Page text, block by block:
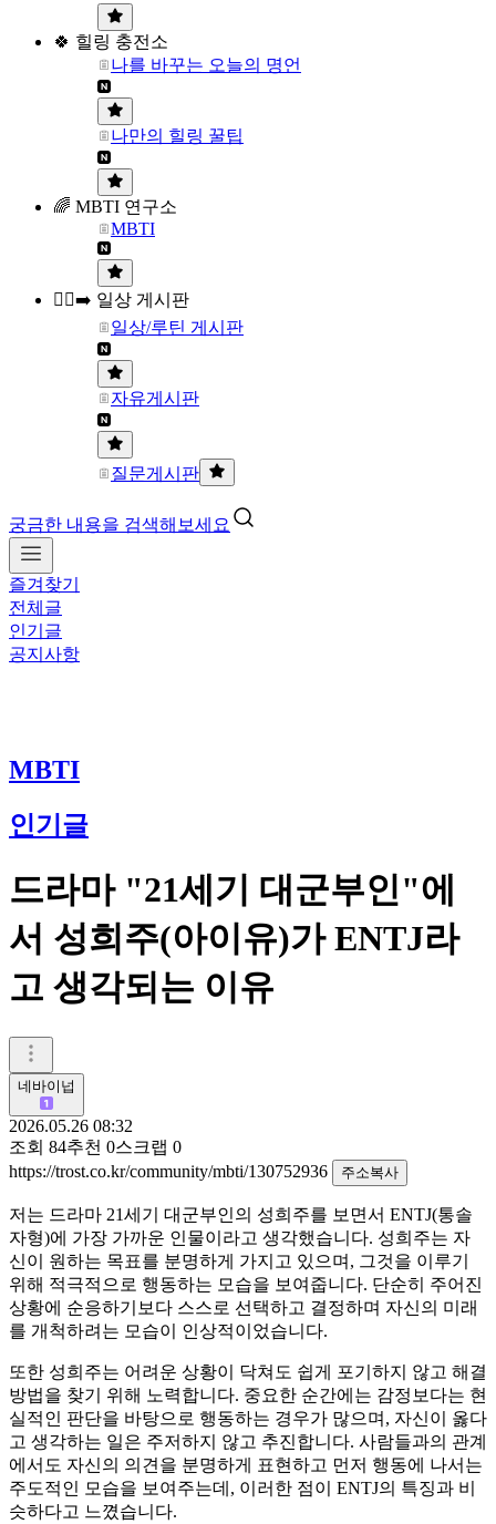
🍀 힐링 충전소
나를 바꾸는 오늘의 명언
나만의 힐링 꿀팁
🌈 MBTI 연구소
MBTI
🏃‍♀️‍➡️ 일상 게시판
일상/루틴 게시판
자유게시판
질문게시판
궁금한 내용을 검색해보세요
즐겨찾기
전체글
인기글
공지사항
MBTI
인기글
드라마 "21세기 대군부인"에
서 성희주(아이유)가 ENTJ라
고 생각되는 이유
네바이넙
2026.05.26 08:32
조회 84추천 0스크랩 0
https://trost.co.kr/community/mbti/130752936
주소복사
저는 드라마 21세기 대군부인의 성희주를 보면서 ENTJ(통솔
자형)에 가장 가까운 인물이라고 생각했습니다. 성희주는 자
신이 원하는 목표를 분명하게 가지고 있으며, 그것을 이루기
위해 적극적으로 행동하는 모습을 보여줍니다. 단순히 주어진
상황에 순응하기보다 스스로 선택하고 결정하며 자신의 미래
를 개척하려는 모습이 인상적이었습니다.
또한 성희주는 어려운 상황이 닥쳐도 쉽게 포기하지 않고 해결
방법을 찾기 위해 노력합니다. 중요한 순간에는 감정보다는 현
실적인 판단을 바탕으로 행동하는 경우가 많으며, 자신이 옳다
고 생각하는 일은 주저하지 않고 추진합니다. 사람들과의 관계
에서도 자신의 의견을 분명하게 표현하고 먼저 행동에 나서는
주도적인 모습을 보여주는데, 이러한 점이 ENTJ의 특징과 비
슷하다고 느꼈습니다.